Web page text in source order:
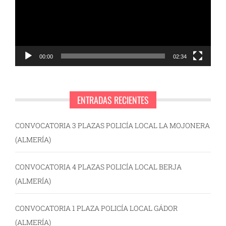
00:00 02:34
ENTRADAS RECIENTES
CONVOCATORIA 3 PLAZAS POLICÍA LOCAL LA MOJONERA
(ALMERÍA)
CONVOCATORIA 4 PLAZAS POLICÍA LOCAL BERJA
(ALMERÍA)
CONVOCATORIA 1 PLAZA POLICÍA LOCAL GÁDOR
(ALMERÍA)